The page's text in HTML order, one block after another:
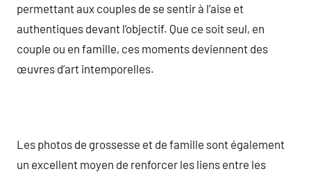
permettant aux couples de se sentir à l’aise et
authentiques devant l’objectif. Que ce soit seul, en
couple ou en famille, ces moments deviennent des
œuvres d’art intemporelles.
Les photos de grossesse et de famille sont également
un excellent moyen de renforcer les liens entre les